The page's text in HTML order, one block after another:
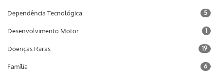
Dependência Tecnológica 5
Desenvolvimento Motor 1
Doenças Raras 19
Família 6